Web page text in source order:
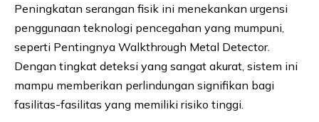
Peningkatan serangan fisik ini menekankan urgensi
penggunaan teknologi pencegahan yang mumpuni,
seperti Pentingnya Walkthrough Metal Detector.
Dengan tingkat deteksi yang sangat akurat, sistem ini
mampu memberikan perlindungan signifikan bagi
fasilitas-fasilitas yang memiliki risiko tinggi.